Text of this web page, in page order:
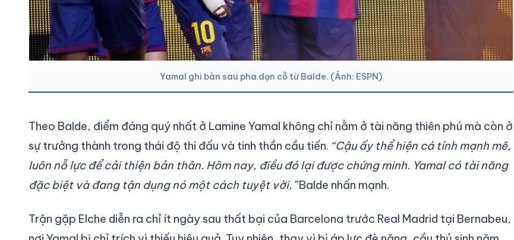
Yamal ghi bàn sau pha dọn cỗ từ Balde. (Ảnh: ESPN)
Theo Balde, điểm đáng quý nhất ở Lamine Yamal không chỉ nằm ở tài năng thiên phú mà còn ở
sự trưởng thành trong thái độ thi đấu và tinh thần cầu tiến. “Cậu ấy thể hiện cá tính mạnh mẽ,
luôn nỗ lực để cải thiện bản thân. Hôm nay, điều đó lại được chứng minh. Yamal có tài năng
đặc biệt và đang tận dụng nó một cách tuyệt vời,”Balde nhấn mạnh.
Trận gặp Elche diễn ra chỉ ít ngày sau thất bại của Barcelona trước Real Madrid tại Bernabeu,